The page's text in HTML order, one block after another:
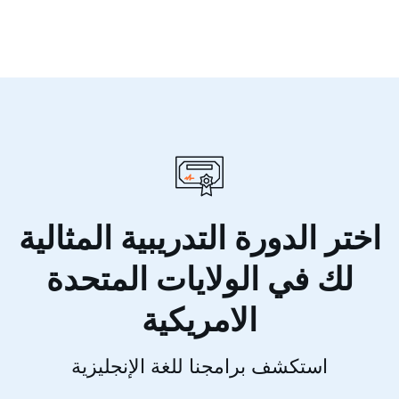
اختر الدورة التدريبية المثالية
لك في الولايات المتحدة
الامريكية
استكشف برامجنا للغة الإنجليزية